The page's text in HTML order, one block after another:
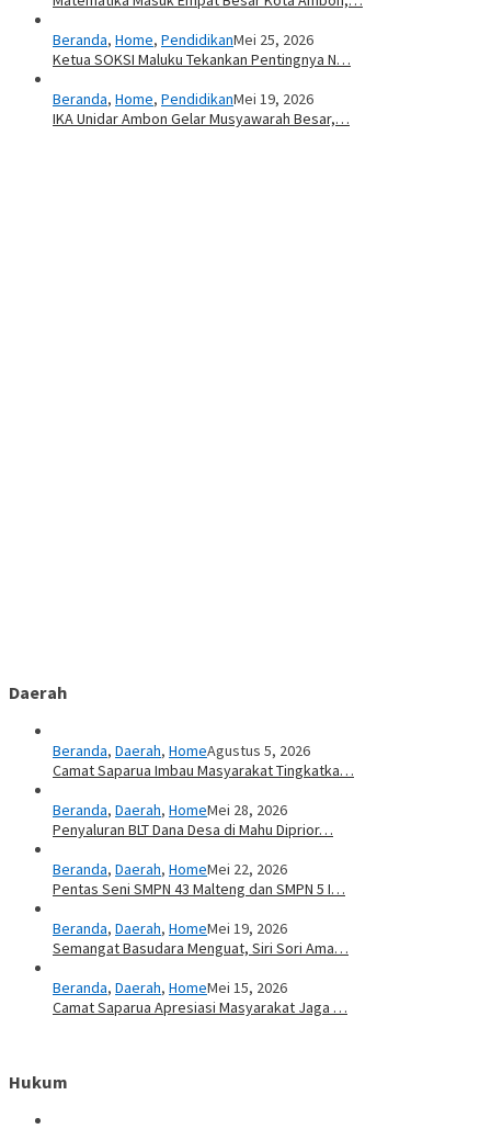
Beranda, Home, PendidikanMei 25, 2026
Ketua SOKSI Maluku Tekankan Pentingnya N…
Beranda, Home, PendidikanMei 19, 2026
IKA Unidar Ambon Gelar Musyawarah Besar,…
Daerah
Beranda, Daerah, HomeAgustus 5, 2026
Camat Saparua Imbau Masyarakat Tingkatka…
Beranda, Daerah, HomeMei 28, 2026
Penyaluran BLT Dana Desa di Mahu Diprior…
Beranda, Daerah, HomeMei 22, 2026
Pentas Seni SMPN 43 Malteng dan SMPN 5 I…
Beranda, Daerah, HomeMei 19, 2026
Semangat Basudara Menguat, Siri Sori Ama…
Beranda, Daerah, HomeMei 15, 2026
Camat Saparua Apresiasi Masyarakat Jaga …
Hukum